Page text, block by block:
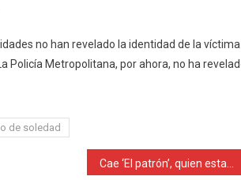
no han revelado la identidad de la
Policía Metropolitana, por ahora, no ha
de soledad
Cae ‘El patrón’, quien estaría almacenando armas para ‘Los Costeños’: Policía